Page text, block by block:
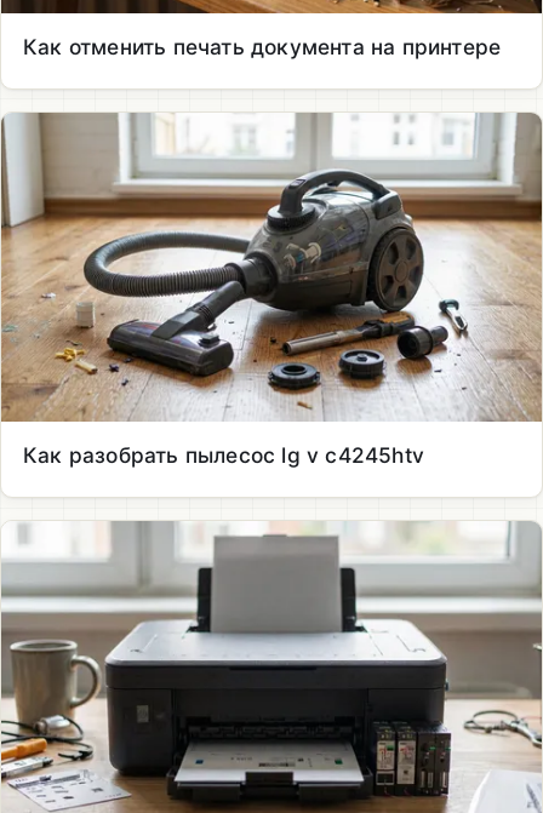
Как отменить печать документа на принтере
Как разобрать пылесос lg v c4245htv